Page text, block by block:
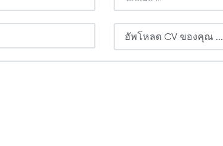
อัพโหลด CV ของคุณ ...